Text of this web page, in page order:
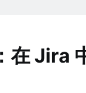
在 Jira